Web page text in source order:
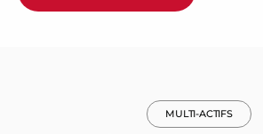
MULTI-ACTIFS